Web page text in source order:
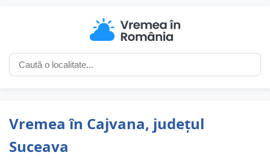
Vremea în Cajvana, județul
Suceava